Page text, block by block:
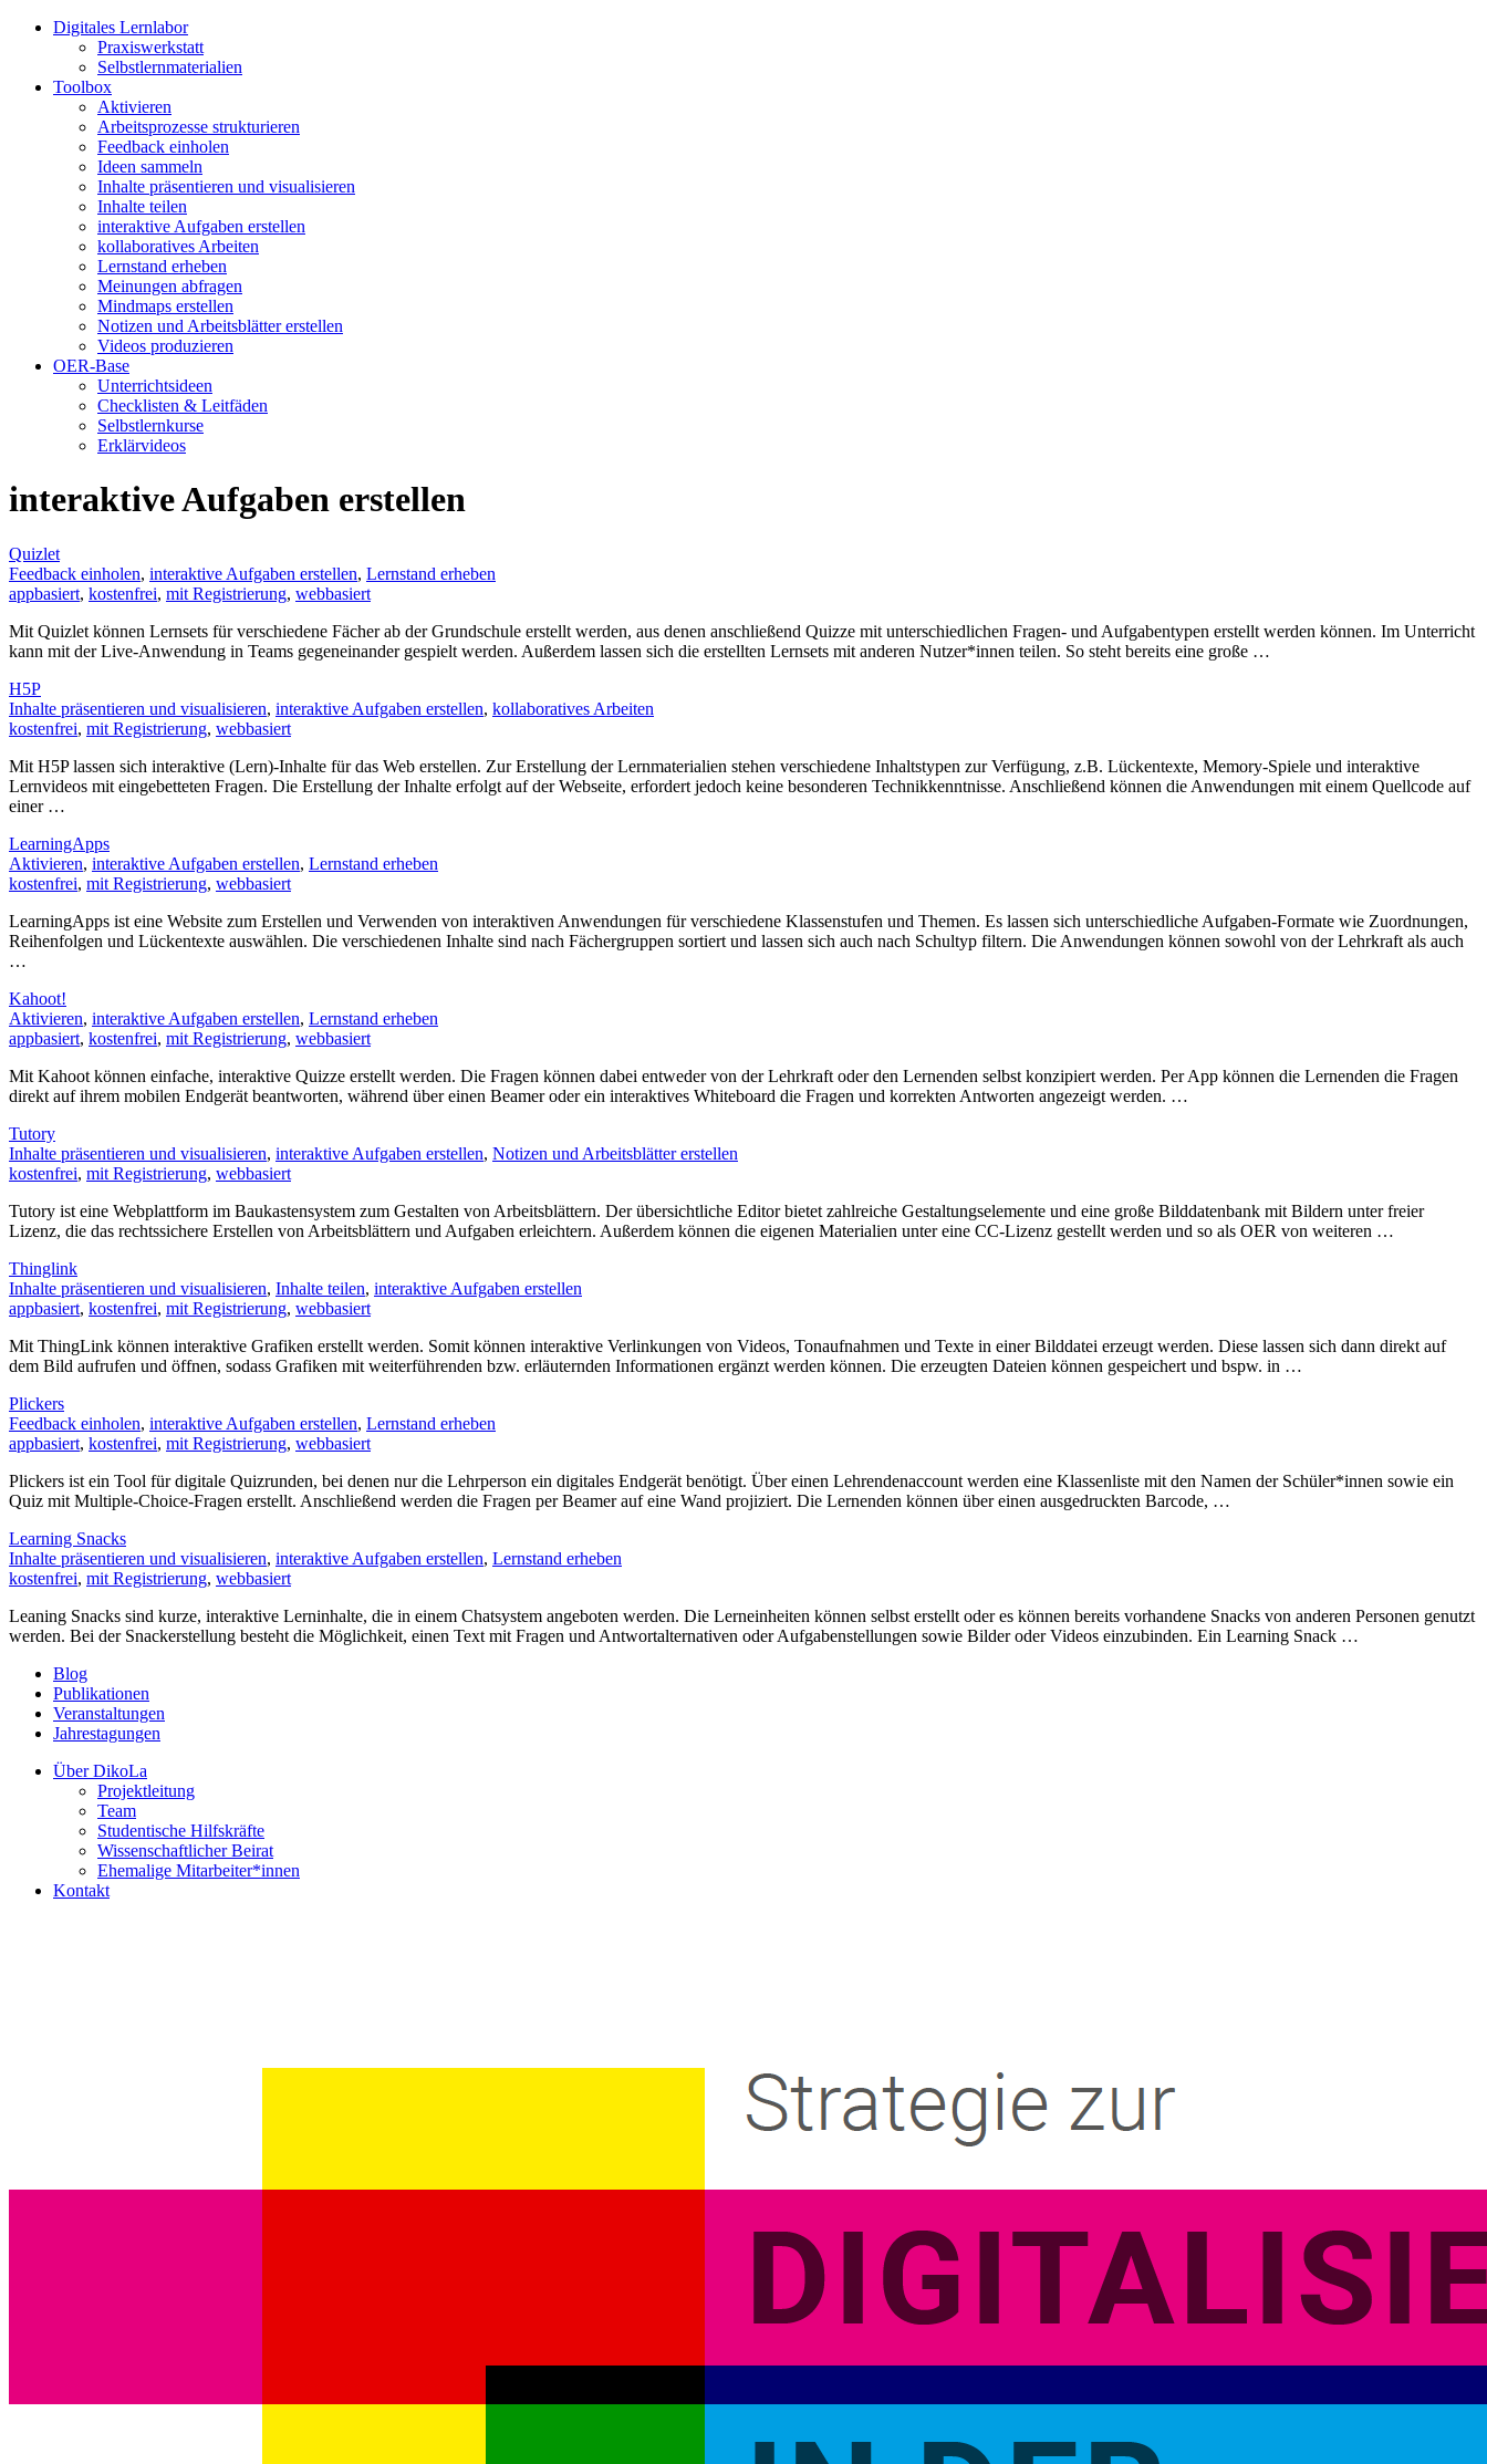
Digitales Lernlabor
Praxiswerkstatt
Selbstlernmaterialien
Toolbox
Aktivieren
Arbeitsprozesse strukturieren
Feedback einholen
Ideen sammeln
Inhalte präsentieren und visualisieren
Inhalte teilen
interaktive Aufgaben erstellen
kollaboratives Arbeiten
Lernstand erheben
Meinungen abfragen
Mindmaps erstellen
Notizen und Arbeitsblätter erstellen
Videos produzieren
OER-Base
Unterrichtsideen
Checklisten & Leitfäden
Selbstlernkurse
Erklärvideos
interaktive Aufgaben erstellen
Quizlet
Feedback einholen, interaktive Aufgaben erstellen, Lernstand erheben
appbasiert, kostenfrei, mit Registrierung, webbasiert
Mit Quizlet können Lernsets für verschiedene Fächer ab der Grundschule erstellt werden, aus denen anschließend Quizze mit unterschiedlichen Fragen- und Aufgabentypen erstellt werden können. Im Unterricht
kann mit der Live-Anwendung in Teams gegeneinander gespielt werden. Außerdem lassen sich die erstellten Lernsets mit anderen Nutzer*innen teilen. So steht bereits eine große …
H5P
Inhalte präsentieren und visualisieren, interaktive Aufgaben erstellen, kollaboratives Arbeiten
kostenfrei, mit Registrierung, webbasiert
Mit H5P lassen sich interaktive (Lern)-Inhalte für das Web erstellen. Zur Erstellung der Lernmaterialien stehen verschiedene Inhaltstypen zur Verfügung, z.B. Lückentexte, Memory-Spiele und interaktive
Lernvideos mit eingebetteten Fragen. Die Erstellung der Inhalte erfolgt auf der Webseite, erfordert jedoch keine besonderen Technikkenntnisse. Anschließend können die Anwendungen mit einem Quellcode auf
einer …
LearningApps
Aktivieren, interaktive Aufgaben erstellen, Lernstand erheben
kostenfrei, mit Registrierung, webbasiert
LearningApps ist eine Website zum Erstellen und Verwenden von interaktiven Anwendungen für verschiedene Klassenstufen und Themen. Es lassen sich unterschiedliche Aufgaben-Formate wie Zuordnungen,
Reihenfolgen und Lückentexte auswählen. Die verschiedenen Inhalte sind nach Fächergruppen sortiert und lassen sich auch nach Schultyp filtern. Die Anwendungen können sowohl von der Lehrkraft als auch
…
Kahoot!
Aktivieren, interaktive Aufgaben erstellen, Lernstand erheben
appbasiert, kostenfrei, mit Registrierung, webbasiert
Mit Kahoot können einfache, interaktive Quizze erstellt werden. Die Fragen können dabei entweder von der Lehrkraft oder den Lernenden selbst konzipiert werden. Per App können die Lernenden die Fragen
direkt auf ihrem mobilen Endgerät beantworten, während über einen Beamer oder ein interaktives Whiteboard die Fragen und korrekten Antworten angezeigt werden. …
Tutory
Inhalte präsentieren und visualisieren, interaktive Aufgaben erstellen, Notizen und Arbeitsblätter erstellen
kostenfrei, mit Registrierung, webbasiert
Tutory ist eine Webplattform im Baukastensystem zum Gestalten von Arbeitsblättern. Der übersichtliche Editor bietet zahlreiche Gestaltungselemente und eine große Bilddatenbank mit Bildern unter freier
Lizenz, die das rechtssichere Erstellen von Arbeitsblättern und Aufgaben erleichtern. Außerdem können die eigenen Materialien unter eine CC-Lizenz gestellt werden und so als OER von weiteren …
Thinglink
Inhalte präsentieren und visualisieren, Inhalte teilen, interaktive Aufgaben erstellen
appbasiert, kostenfrei, mit Registrierung, webbasiert
Mit ThingLink können interaktive Grafiken erstellt werden. Somit können interaktive Verlinkungen von Videos, Tonaufnahmen und Texte in einer Bilddatei erzeugt werden. Diese lassen sich dann direkt auf
dem Bild aufrufen und öffnen, sodass Grafiken mit weiterführenden bzw. erläuternden Informationen ergänzt werden können. Die erzeugten Dateien können gespeichert und bspw. in …
Plickers
Feedback einholen, interaktive Aufgaben erstellen, Lernstand erheben
appbasiert, kostenfrei, mit Registrierung, webbasiert
Plickers ist ein Tool für digitale Quizrunden, bei denen nur die Lehrperson ein digitales Endgerät benötigt. Über einen Lehrendenaccount werden eine Klassenliste mit den Namen der Schüler*innen sowie ein
Quiz mit Multiple-Choice-Fragen erstellt. Anschließend werden die Fragen per Beamer auf eine Wand projiziert. Die Lernenden können über einen ausgedruckten Barcode, …
Learning Snacks
Inhalte präsentieren und visualisieren, interaktive Aufgaben erstellen, Lernstand erheben
kostenfrei, mit Registrierung, webbasiert
Leaning Snacks sind kurze, interaktive Lerninhalte, die in einem Chatsystem angeboten werden. Die Lerneinheiten können selbst erstellt oder es können bereits vorhandene Snacks von anderen Personen genutzt
werden. Bei der Snackerstellung besteht die Möglichkeit, einen Text mit Fragen und Antwortalternativen oder Aufgabenstellungen sowie Bilder oder Videos einzubinden. Ein Learning Snack …
Blog
Publikationen
Veranstaltungen
Jahrestagungen
Über DikoLa
Projektleitung
Team
Studentische Hilfskräfte
Wissenschaftlicher Beirat
Ehemalige Mitarbeiter*innen
Kontakt